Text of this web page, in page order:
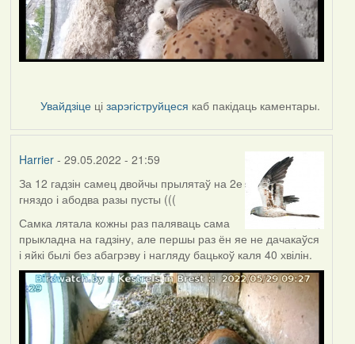
Увайдзіце цізарэгіструйцеся каб пакідаць каментары.
Harrier- 29.05.2022 - 21:59
За 12 гадзін самец двойчы прылятаў на 2е
гняздо і абодва разы пусты (((
Самка лятала кожны раз паляваць сама
прыкладна на гадзіну, але першы раз ён яе не дачакаўся
і яйкі былі без абагрэву і нагляду бацькоў каля 40 хвілін.